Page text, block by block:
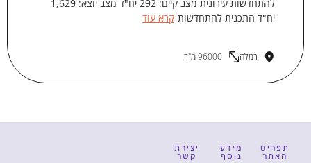
להתחדשות עירונית מצב קיים: 292 יח"ד מצב יוצא: 1,629
יח"ד התכנית להתחדשות קרא עוד
רמלה 96000 מ"ר
תפריט
האתר
מידע
נוסף
יצירת
קשר